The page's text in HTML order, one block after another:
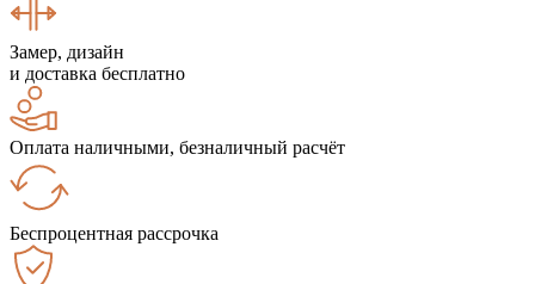
Замер, дизайн
и доставка бесплатно
Оплата наличными, безналичный расчёт
Беспроцентная рассрочка